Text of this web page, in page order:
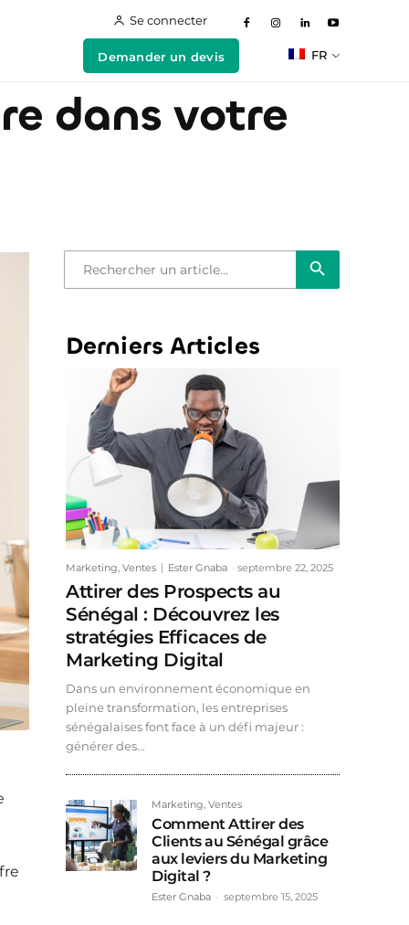
Se connecter
Demander un devis FR
dans votre
Recherche
:
Bouton de recherche
Derniers Articles
Marketing, Ventes Ester Gnaba septembre 22, 2025
Attirer des Prospects au
Sénégal : Découvrez les
stratégies Efficaces de
Marketing Digital
Dans un environnement économique en
pleine transformation, les entreprises
sénégalaises font face à un défi majeur :
générer des...
Marketing, Ventes
Comment Attirer des
Clients au Sénégal grâce
aux leviers du Marketing
Digital ?
Ester Gnaba septembre 15, 2025